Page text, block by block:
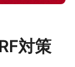
対策